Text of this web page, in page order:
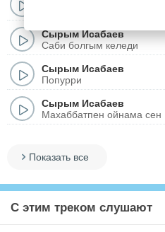
Сырым Исабаев
Саби болгым келеди
Сырым Исабаев
Попурри
Сырым Исабаев
Махаббатпен ойнама сен
Показать все
С этим треком слушают